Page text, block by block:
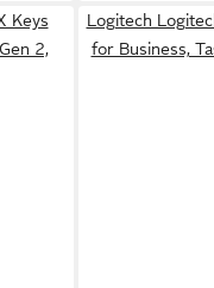
Keys
2,
Logitech
for Business,